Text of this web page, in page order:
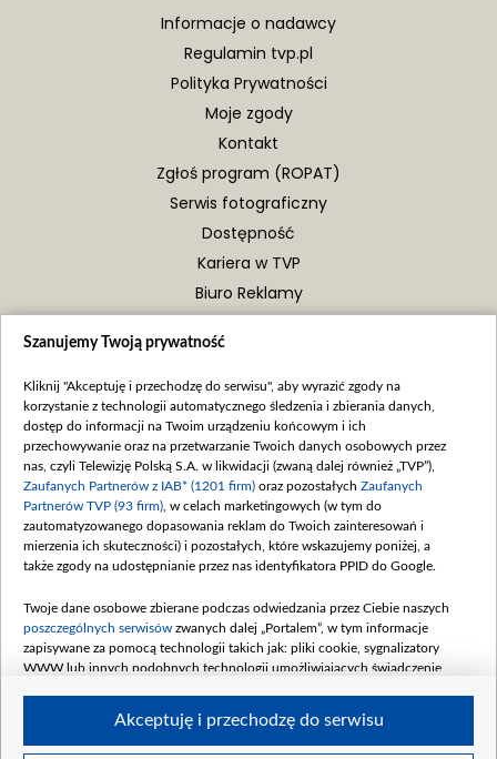
Informacje o nadawcy
Regulamin tvp.pl
Polityka Prywatności
Moje zgody
Kontakt
Zgłoś program (ROPAT)
Serwis fotograficzny
Dostępność
Kariera w TVP
Biuro Reklamy
Teatr Telewizji
ul. J.P Woronicza 17 blok F, p. 106
00-999 Warszawa
teatr.telewizji@tvp.pl
Szanujemy Twoją prywatność
Kliknij "Akceptuję i przechodzę do serwisu", aby wyrazić zgody na
korzystanie z technologii automatycznego śledzenia i zbierania danych,
dostęp do informacji na Twoim urządzeniu końcowym i ich
przechowywanie oraz na przetwarzanie Twoich danych osobowych przez
nas, czyli Telewizję Polską S.A. w likwidacji (zwaną dalej również „TVP”),
Zaufanych Partnerów z IAB* (1201 firm) oraz pozostałych Zaufanych
Partnerów TVP (93 firm) , w celach marketingowych (w tym do
zautomatyzowanego dopasowania reklam do Twoich zainteresowań i
mierzenia ich skuteczności) i pozostałych, które wskazujemy poniżej, a
także zgody na udostępnianie przez nas identyfikatora PPID do Google.
Twoje dane osobowe zbierane podczas odwiedzania przez Ciebie naszych
poszczególnych serwisów zwanych dalej „Portalem”, w tym informacje
zapisywane za pomocą technologii takich jak: pliki cookie, sygnalizatory
WWW lub innych podobnych technologii umożliwiających świadczenie
Akceptuję i przechodzę do serwisu